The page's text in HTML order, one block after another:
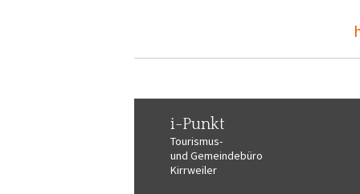
i-Punkt
Tourismus-
und Gemeindebüro
Kirrweiler